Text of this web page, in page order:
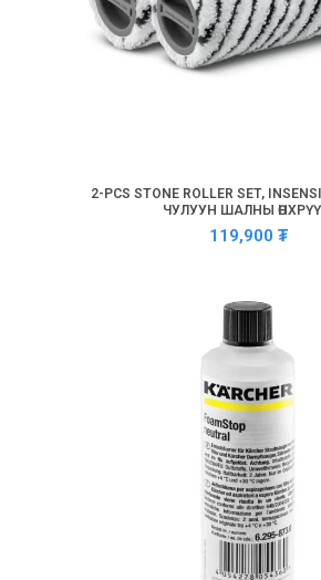
2-PCS STONE ROLLER SET,
ЧУЛУУН ШАЛНЫ
119,900 ₮